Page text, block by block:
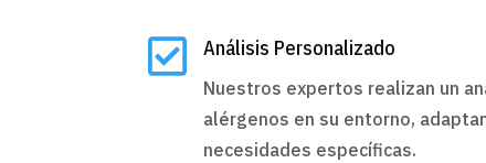
 Análisis Personalizado
Nuestros expertos realizan un
alérgenos en su entorno,
necesidades específicas.